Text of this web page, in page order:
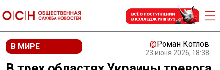
В МИРЕ @Роман Котлов
23 июня 2026, 18:38